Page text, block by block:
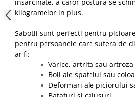
insarcinate, a caror postura se
kilogramelor in plus.
Sabotii sunt perfecti pentru
pentru persoanele care sufera de
ar fi:
Varice, artrita sau artroza
Boli ale spatelui sau
Deformari ale piciorului
Bataturi si calusuri